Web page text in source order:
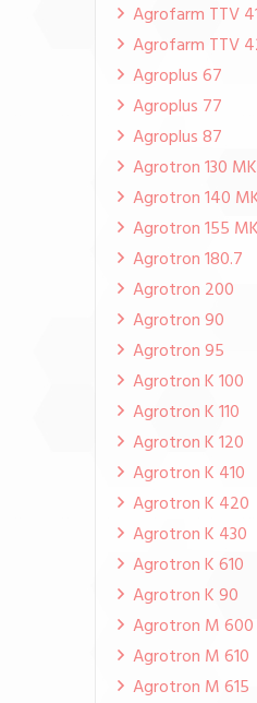
Agrofarm TTV
Agrofarm TTV
Agroplus 67
Agroplus 77
Agroplus 87
Agrotron 130
Agrotron 140
Agrotron 155
Agrotron 180.7
Agrotron 200
Agrotron 90
Agrotron 95
Agrotron K 100
Agrotron K 110
Agrotron K 120
Agrotron K 410
Agrotron K 420
Agrotron K 430
Agrotron K 610
Agrotron K 90
Agrotron M 600
Agrotron M 610
Agrotron M 615